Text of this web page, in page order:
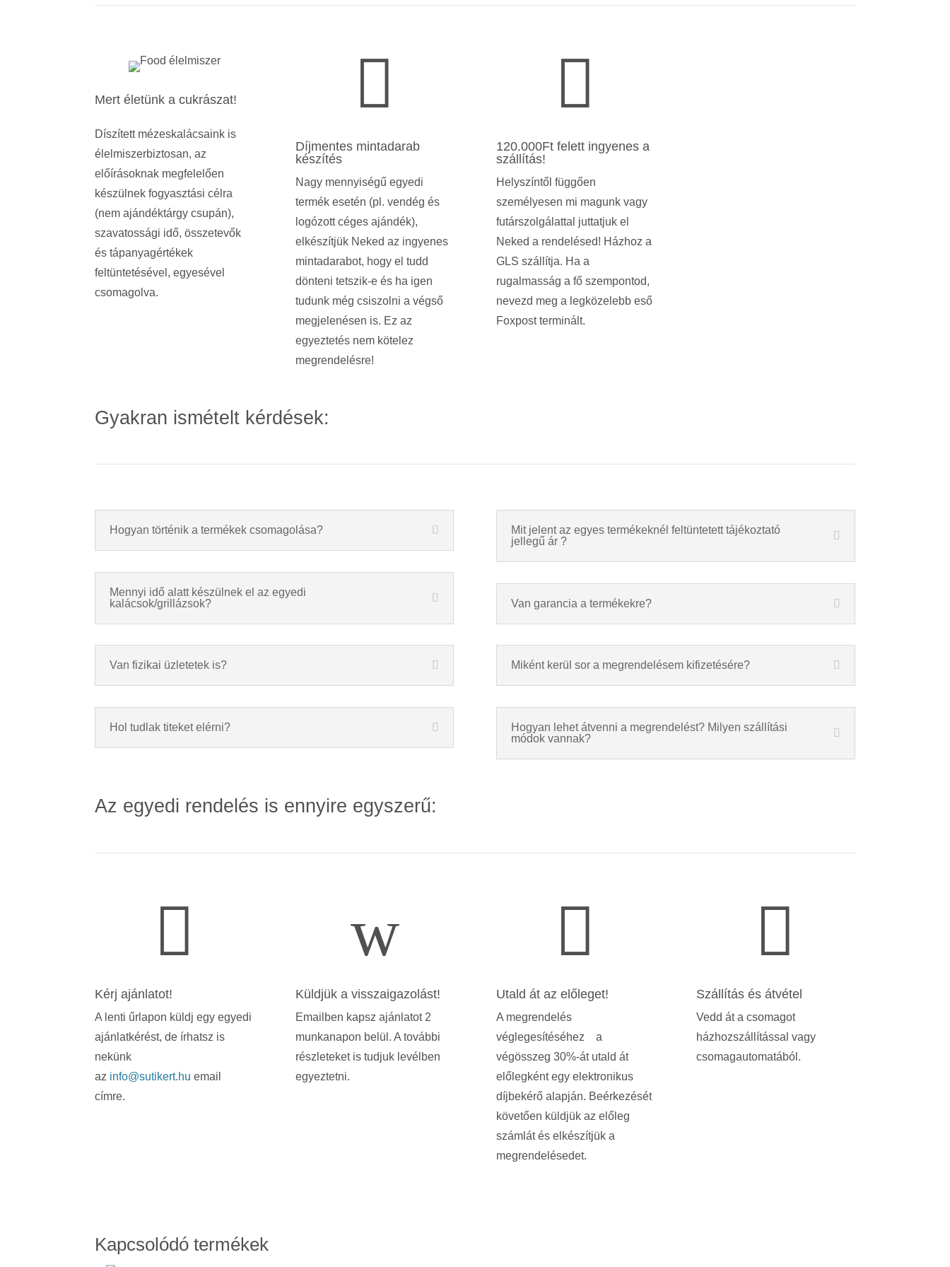
Mert életünk a cukrászat!
Díszített mézeskalácsaink is
élelmiszerbiztosan, az
előírásoknak megfelelően
készülnek fogyasztási célra
(nem ajándéktárgy csupán),
szavatossági idő, összetevők
és tápanyagértékek
feltüntetésével, egyesével
csomagolva.

Díjmentes mintadarab
készítés
Nagy mennyiségű egyedi
termék esetén (pl. vendég és
logózott céges ajándék),
elkészítjük Neked az ingyenes
mintadarabot, hogy el tudd
dönteni tetszik-e és ha igen
tudunk még csiszolni a végső
megjelenésen is. Ez az
egyeztetés nem kötelez
megrendelésre!

120.000Ft felett ingyenes a
szállítás!
Helyszíntől függően
személyesen mi magunk vagy
futárszolgálattal juttatjuk el
Neked a rendelésed! Házhoz a
GLS szállítja. Ha a
rugalmasság a fő szempontod,
nevezd meg a legközelebb eső
Foxpost terminált.
Gyakran ismételt kérdések:
Hogyan történik a termékek csomagolása?
Mennyi idő alatt készülnek el az egyedi
kalácsok/grillázsok?
Van fizikai üzletetek is?
Hol tudlak titeket elérni?
Mit jelent az egyes termékeknél feltüntetett tájékoztató
jellegű ár ?
Van garancia a termékekre?
Miként kerül sor a megrendelésem kifizetésére?
Hogyan lehet átvenni a megrendelést? Milyen szállítási
módok vannak?
Az egyedi rendelés is ennyire egyszerű:

Kérj ajánlatot!
A lenti űrlapon küldj egy egyedi
ajánlatkérést, de írhatsz is
nekünk
az info@sutikert.hu email
címre.
w
Küldjük a visszaigazolást!
Emailben kapsz ajánlatot 2
munkanapon belül. A további
részleteket is tudjuk levélben
egyeztetni.

Utald át az előleget!
A megrendelés
véglegesítéséhez a
végösszeg 30%-át utald át
előlegként egy elektronikus
díjbekérő alapján. Beérkezését
követően küldjük az előleg
számlát és elkészítjük a
megrendelésedet.

Szállítás és átvétel
Vedd át a csomagot
házhozszállítással vagy
csomagautomatából.
Kapcsolódó termékek